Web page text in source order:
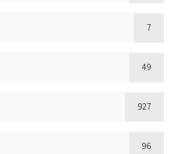
7
49
927
96